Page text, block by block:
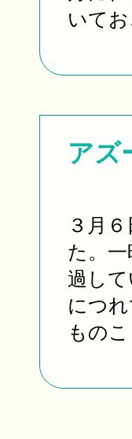
いて
アズ
３月
た。
過し
につ
もの